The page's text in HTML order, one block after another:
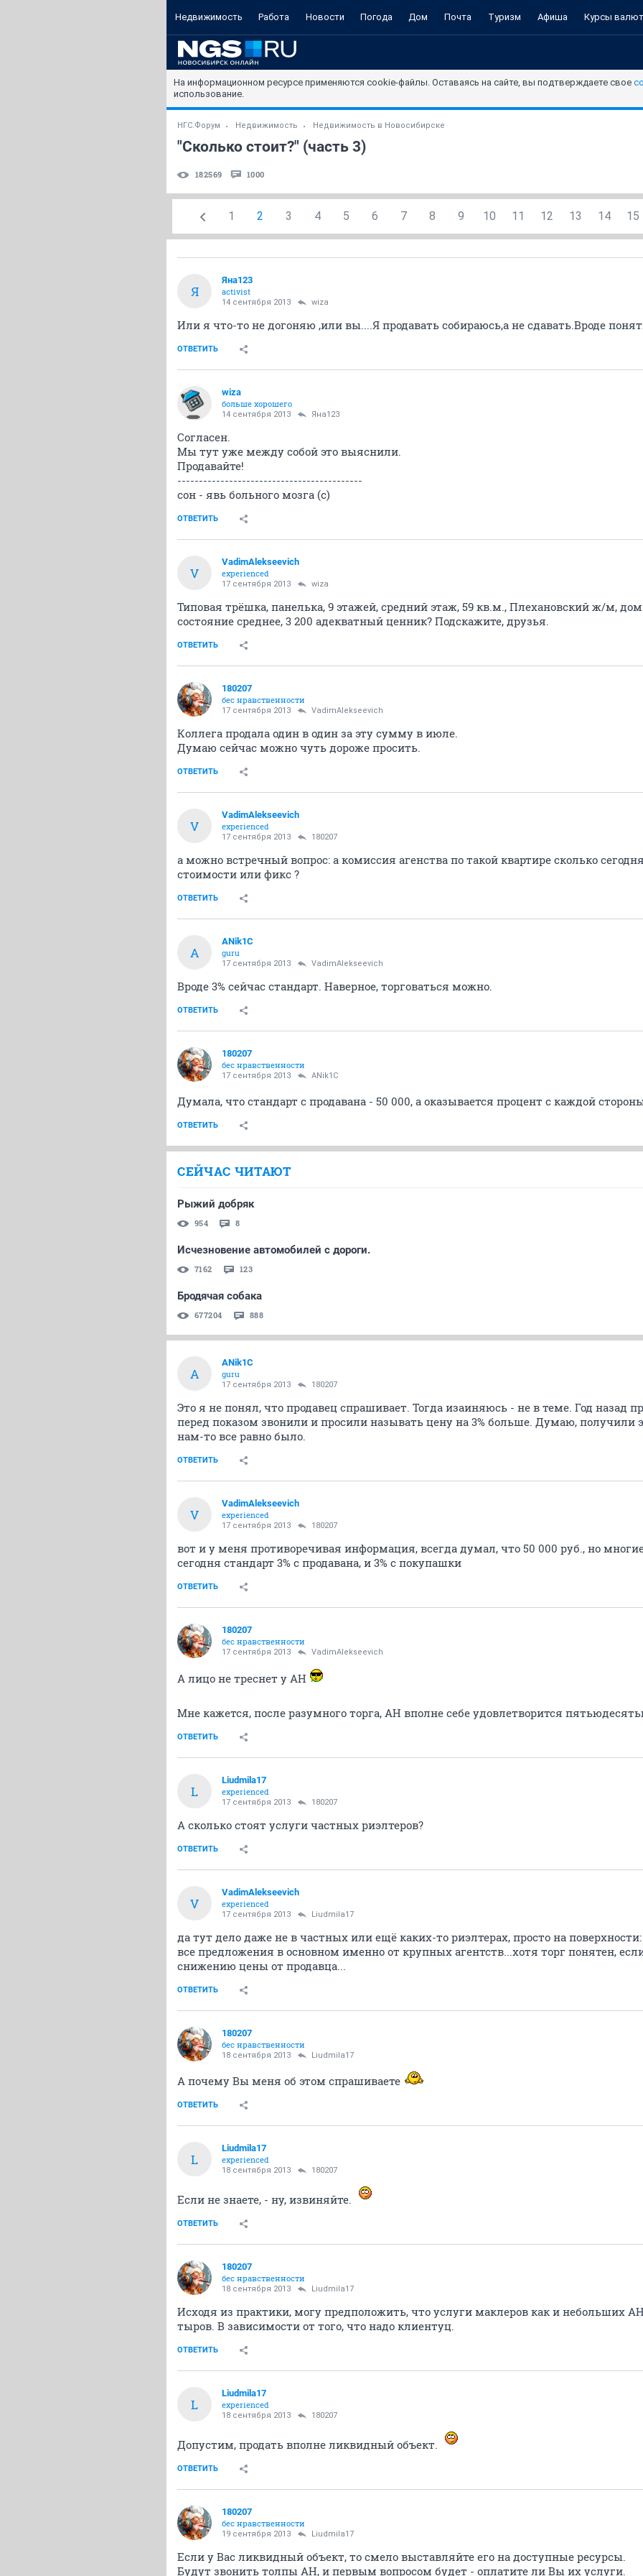
Недвижимость Работа Новости Погода Дом Почта Туризм Афиша Курсы валют
На информационном ресурсе применяются cookie-файлы. Оставаясь на сайте, вы подтверждаете свое
использование.
НГС.Форум Недвижимость Недвижимость в Новосибирске
"Сколько стоит?" (часть 3)
182569 1000
1 2 3 4 5 6 7 8 9 10 11 12 13 14 15
Я
Яна123
activist
14 сентября 2013 wiza
Или я что-то не догоняю ,или вы....Я продавать собираюсь,а не сдавать.Вроде
ОТВЕТИТЬ
wiza
больше хорошего
14 сентября 2013 Яна123
Согласен.
Мы тут уже между собой это выяснили.
Продавайте!
-------------------------------------------
сон - явь больного мозга (с)
ОТВЕТИТЬ
V
VadimAlekseevich
experienced
17 сентября 2013 wiza
Типовая трёшка, панелька, 9 этажей, средний этаж, 59 кв.м., Плехановский ж/м,
состояние среднее, 3 200 адекватный ценник? Подскажите, друзья.
ОТВЕТИТЬ
180207
бес нравственности
17 сентября 2013 VadimAlekseevich
Коллега продала один в один за эту сумму в июле.
Думаю сейчас можно чуть дороже просить.
ОТВЕТИТЬ
V
VadimAlekseevich
experienced
17 сентября 2013 180207
а можно встречный вопрос: а комиссия агенства по такой квартире сколько
стоимости или фикс ?
ОТВЕТИТЬ
A
ANik1C
guru
17 сентября 2013 VadimAlekseevich
Вроде 3% сейчас стандарт. Наверное, торговаться можно.
ОТВЕТИТЬ
180207
бес нравственности
17 сентября 2013 ANik1C
Думала, что стандарт с продавана - 50 000, а оказывается процент с каждой
ОТВЕТИТЬ
СЕЙЧАС ЧИТАЮТ
Рыжий добряк
954 8
Исчезновение автомобилей с дороги.
7162 123
Бродячая собака
677204 888
A
ANik1C
guru
17 сентября 2013 180207
Это я не понял, что продавец спрашивает. Тогда изаиняюсь - не в теме. Год назад
перед показом звонили и просили называть цену на 3% больше. Думаю,
нам-то все равно было.
ОТВЕТИТЬ
V
VadimAlekseevich
experienced
17 сентября 2013 180207
вот и у меня противоречивая информация, всегда думал, что 50 000 руб., но
сегодня стандарт 3% с продавана, и 3% с покупашки
ОТВЕТИТЬ
180207
бес нравственности
17 сентября 2013 VadimAlekseevich
А лицо не треснет у АН
Мне кажется, после разумного торга, АН вполне себе удовлетворится
ОТВЕТИТЬ
L
Liudmila17
experienced
17 сентября 2013 180207
А сколько стоят услуги частных риэлтеров?
ОТВЕТИТЬ
V
VadimAlekseevich
experienced
17 сентября 2013 Liudmila17
да тут дело даже не в частных или ещё каких-то риэлтерах, просто на
все предложения в основном именно от крупных агентств...хотя торг понятен,
снижению цены от продавца...
ОТВЕТИТЬ
180207
бес нравственности
18 сентября 2013 Liudmila17
А почему Вы меня об этом спрашиваете
ОТВЕТИТЬ
L
Liudmila17
experienced
18 сентября 2013 180207
Если не знаете, - ну, извиняйте.
ОТВЕТИТЬ
180207
бес нравственности
18 сентября 2013 Liudmila17
Исходя из практики, могу предположить, что услуги маклеров как и небольших
тыров. В зависимости от того, что надо клиентуц.
ОТВЕТИТЬ
L
Liudmila17
experienced
18 сентября 2013 180207
Допустим, продать вполне ликвидный объект.
ОТВЕТИТЬ
180207
бес нравственности
19 сентября 2013 Liudmila17
Если у Вас ликвидный объект, то смело выставляйте его на доступные ресурсы.
Будут звонить толпы АН, и первым вопросом будет - оплатите ли Вы их услуги.